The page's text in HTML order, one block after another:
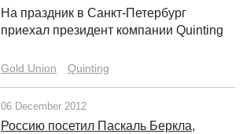
На праздник в Санкт-Петербург
приехал президент компании Quinting
Gold Union Quinting
06 December 2012
Россию посетил Паскаль Беркла,